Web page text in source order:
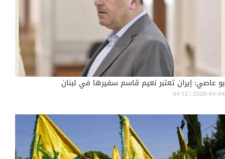
بو عاصي: إيران تعتبر نعيم قاسم سفيرها في لبنان
04:12 | 2026-04-04